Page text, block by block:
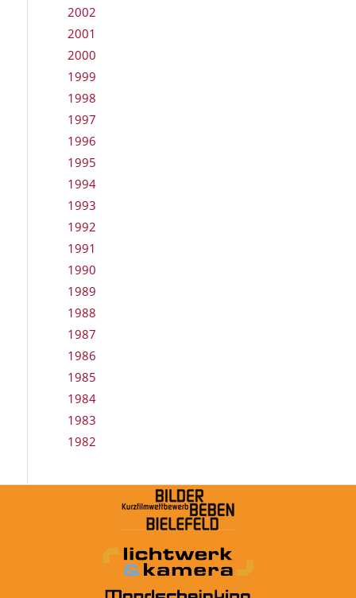
2002
2001
2000
1999
1998
1997
1996
1995
1994
1993
1992
1991
1990
1989
1988
1987
1986
1985
1984
1983
1982